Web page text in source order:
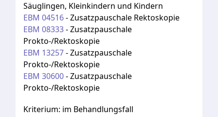
Säuglingen, Kleinkindern und Kindern
EBM 04516-Zusatzpauschale Rektoskopie
EBM 08333-Zusatzpauschale
Prokto-/Rektoskopie
EBM 13257-Zusatzpauschale
Prokto-/Rektoskopie
EBM 30600-Zusatzpauschale
Prokto-/Rektoskopie
Kriterium: im Behandlungsfall